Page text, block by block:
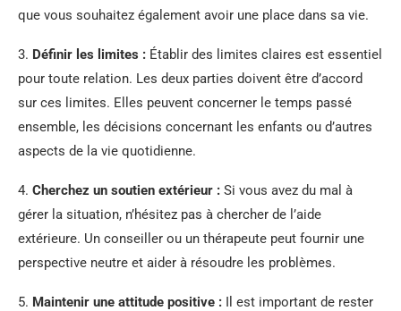
que vous souhaitez également avoir une place dans sa vie.
3. Définir les limites : Établir des limites claires est essentiel
pour toute relation. Les deux parties doivent être d’accord
sur ces limites. Elles peuvent concerner le temps passé
ensemble, les décisions concernant les enfants ou d’autres
aspects de la vie quotidienne.
4. Cherchez un soutien extérieur : Si vous avez du mal à
gérer la situation, n’hésitez pas à chercher de l’aide
extérieure. Un conseiller ou un thérapeute peut fournir une
perspective neutre et aider à résoudre les problèmes.
5. Maintenir une attitude positive : Il est important de rester